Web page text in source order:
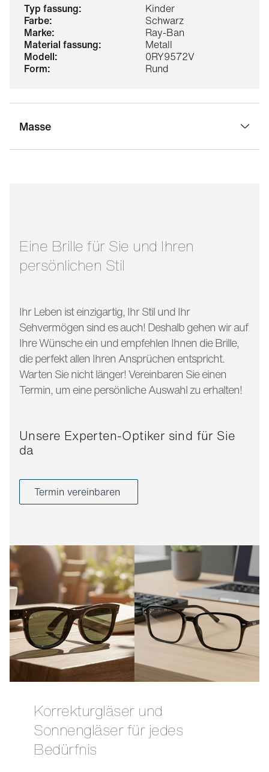
typ fassung:
Kinder
farbe:
Schwarz
marke:
Ray-Ban
material fassung:
Metall
modell:
0RY9572V
form:
Rund
Masse
Eine Brille für Sie und Ihren
persönlichen Stil
Ihr Leben ist einzigartig, Ihr Stil und Ihr
Sehvermögen sind es auch! Deshalb gehen wir auf
Ihre Wünsche ein und empfehlen Ihnen die Brille,
die perfekt allen Ihren Ansprüchen entspricht.
Warten Sie nicht länger! Vereinbaren Sie einen
Termin, um eine persönliche Auswahl zu erhalten!
Unsere Experten-Optiker sind für Sie
da
Termin vereinbaren
Korrekturgläser und
Sonnengläser für jedes
Bedürfnis